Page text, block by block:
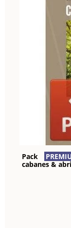
Pack
cabanes &